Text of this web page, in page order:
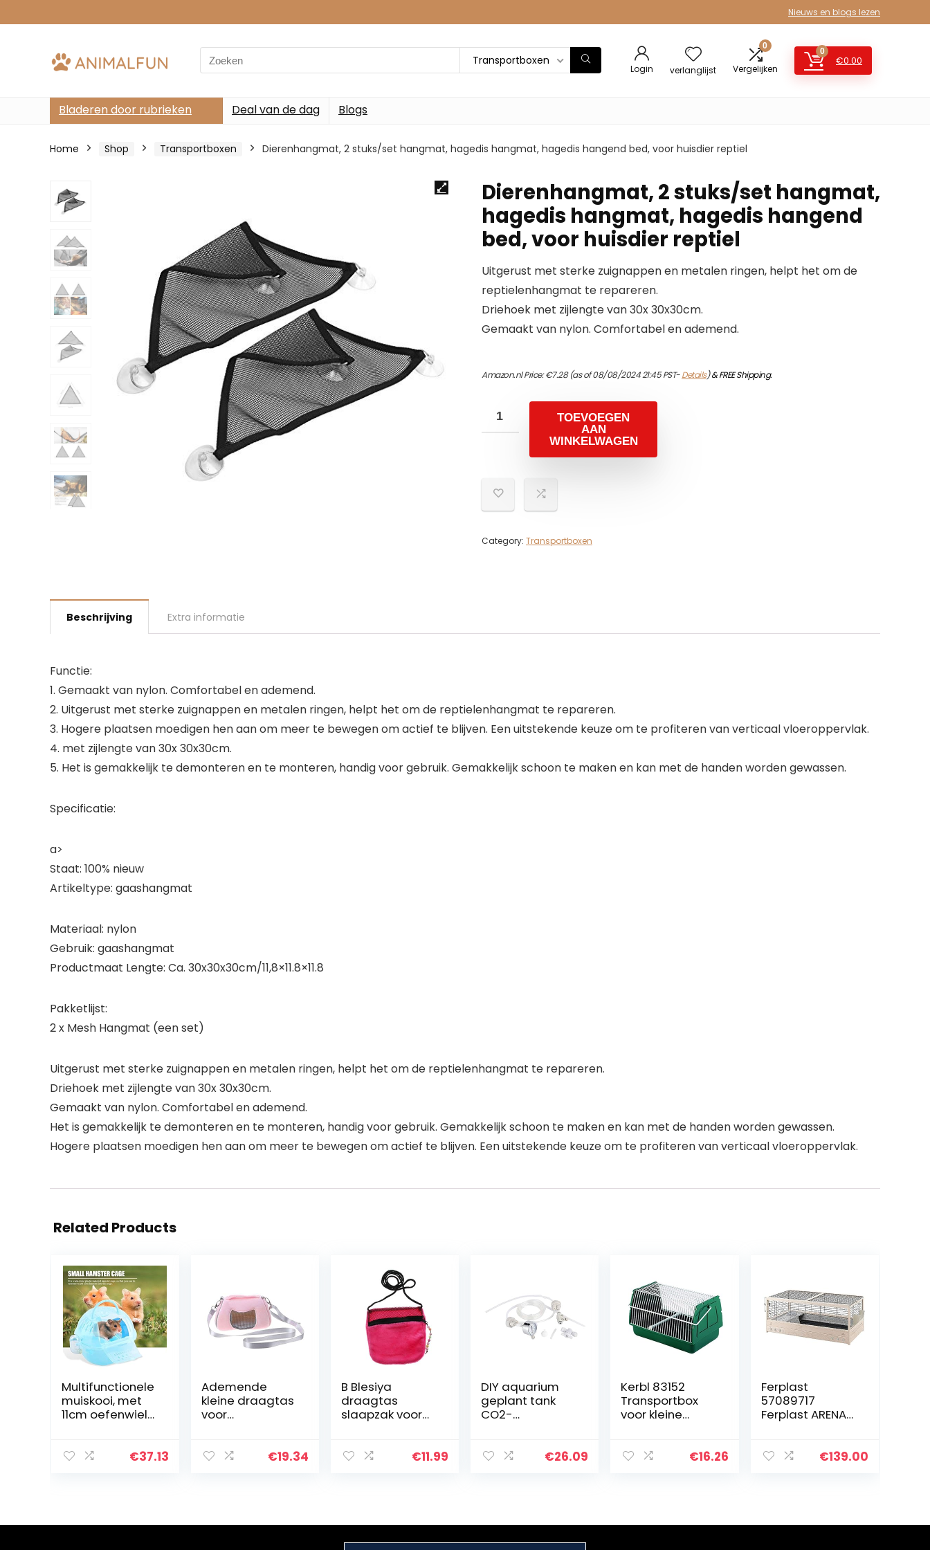
Nieuws en blogs lezen
Search
for:
Transportboxen
Login verlanglijst
0
Vergelijken
0
€0.00
Bladeren door rubrieken Deal van de dag Blogs
Home Shop Transportboxen Dierenhangmat, 2 stuks/set hangmat, hagedis hangmat, hagedis hangend bed, voor huisdier reptiel
Dierenhangmat, 2 stuks/set hangmat,
hagedis hangmat, hagedis hangend
bed, voor huisdier reptiel
Uitgerust met sterke zuignappen en metalen ringen, helpt het om de
reptielenhangmat te repareren.
Driehoek met zijlengte van 30x 30x30cm.
Gemaakt van nylon. Comfortabel en ademend.
Amazon.nl Price:€7.28(as of 08/08/2024 21:45 PST-Details)&FREE Shipping.
TOEVOEGEN
AAN
WINKELWAGEN
Category: Transportboxen
Beschrijving Extra informatie
Functie:
1. Gemaakt van nylon. Comfortabel en ademend.
2. Uitgerust met sterke zuignappen en metalen ringen, helpt het om de reptielenhangmat te repareren.
3. Hogere plaatsen moedigen hen aan om meer te bewegen om actief te blijven. Een uitstekende keuze om te profiteren van verticaal vloeroppervlak.
4. met zijlengte van 30x 30x30cm.
5. Het is gemakkelijk te demonteren en te monteren, handig voor gebruik. Gemakkelijk schoon te maken en kan met de handen worden gewassen.
Specificatie:
a>
Staat: 100% nieuw
Artikeltype: gaashangmat
Materiaal: nylon
Gebruik: gaashangmat
Productmaat Lengte: Ca. 30x30x30cm/11,8×11.8×11.8
Pakketlijst:
2 x Mesh Hangmat (een set)
Uitgerust met sterke zuignappen en metalen ringen, helpt het om de reptielenhangmat te repareren.
Driehoek met zijlengte van 30x 30x30cm.
Gemaakt van nylon. Comfortabel en ademend.
Het is gemakkelijk te demonteren en te monteren, handig voor gebruik. Gemakkelijk schoon te maken en kan met de handen worden gewassen.
Hogere plaatsen moedigen hen aan om meer te bewegen om actief te blijven. Een uitstekende keuze om te profiteren van verticaal vloeroppervlak.
Related Products
Multifunctionele
muiskooi, met
11cm oefenwiel
hamsterkooi,
€37.13
Ademende
kleine draagtas
voor
reishandtas
egel,
€19.34
B Blesiya
draagtas
slaapzak voor
en andere kleine
€11.99
DIY aquarium
geplant tank
CO2-
Aquariumplants
ant (wit)
€26.09
Kerbl 83152
Transportbox
voor kleine
€16.26
Ferplast
57089717
Ferplast ARENA
voor cavia’s en
€139.00